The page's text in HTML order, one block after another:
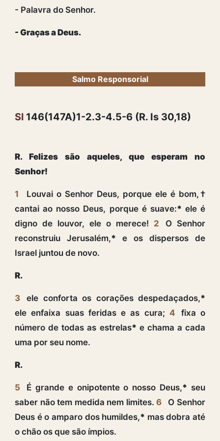
- Palavra do Senhor.
- Graças a Deus.
Salmo Responsorial
Sl 146(147A)1-2.3-4.5-6 (R. Is 30,18)
R. Felizes são aqueles, que esperam no
Senhor!
1
Louvai o Senhor Deus, porque ele é bom,†
cantai ao nosso Deus, porque é suave:* ele é
digno de louvor, ele o merece! 2
O Senhor
reconstruiu Jerusalém,* e os dispersos de
Israel juntou de novo.
R.
3 ele conforta os corações despedaçados,*
ele enfaixa suas feridas e as cura; 4
fixa o
número de todas as estrelas* e chama a cada
uma por seu nome.
R.
5 É grande e onipotente o nosso Deus,* seu
saber não tem medida nem limites.6
O Senhor
Deus é o amparo dos humildes,* mas dobra até
o chão os que são ímpios.